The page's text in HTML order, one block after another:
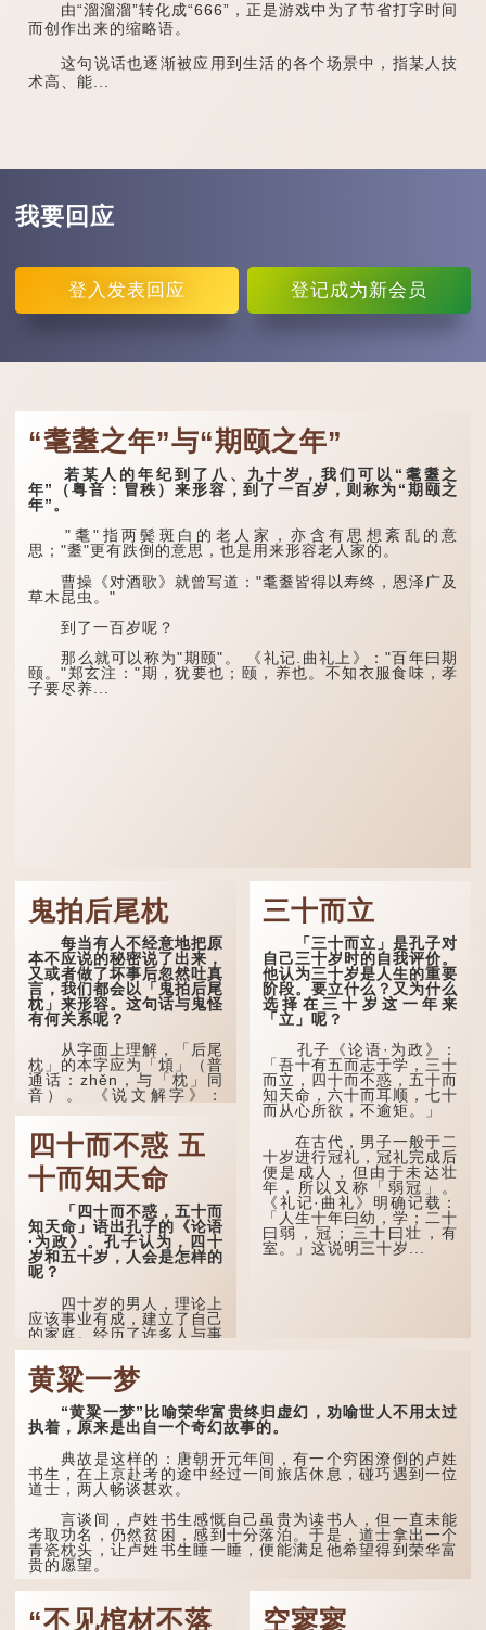
由“溜溜溜”转化成“666”，正是游戏中为了节省打字时间
而创作出来的缩略语。
这句说话也逐渐被应用到生活的各个场景中，指某人技
术高、能...
我要回应
登入 发表回应 登记成为新会员
“耄耋之年”与“期颐之年”
若某人的年纪到了八、九十岁，我们可以“耄耋之
年”（粤音：冒秩）来形容，到了一百岁，则称为“期颐之
年”。
"耄"指两鬓斑白的老人家，亦含有思想紊乱的意
思；"耋"更有跌倒的意思，也是用来形容老人家的。
曹操《对酒歌》就曾写道："耄耋皆得以寿终，恩泽广及
草木昆虫。"
到了一百岁呢？
那么就可以称为"期颐"。 《礼记.曲礼上》："百年曰期
颐。"郑玄注："期，犹要也；颐，养也。不知衣服食味，孝
子要尽养...
鬼拍后尾枕
每当有人不经意地把原
本不应说的秘密说了出来，
又或者做了坏事后忽然吐真
言，我们都会以「鬼拍后尾
枕」来形容。这句话与鬼怪
有何关系呢？
从字面上理解，「后尾
枕」的本字应为「䪴」（普
通话：zhěn，与「枕」同
音）。 《说文解字》：
民间流传有一种说法，
人会将一些不欲为人所知的
记忆藏于颈后之处。如果忽
然吐真言，就好像被不明东
西（如鬼魂）在后脑拍了一
下，藏在脑中的秘密便脱口
而出。
因此...
四十而不惑 五
十而知天命
「四十而不惑，五十而
知天命」语出孔子的《论语
·为政》。孔子认为，四十
岁和五十岁，人会是怎样的
呢？
四十岁的男人，理论上
应该事业有成，建立了自己
的家庭。经历了许多人与事
之后，对事物有了自己的判
断能力，不会轻易为表象所
迷惑。
孔子在《论语·子罕》
也说：「知者不惑，仁者不
忧，勇者不惧。」「知」与
智慧的「智」相通，四十岁
的男人应已累积足够智慧，
不再对自己的人生感到困
惑、忧虑与恐惧。
到了五十岁，...
三十而立
「三十而立」是孔子对
自己三十岁时的自我评价。
他认为三十岁是人生的重要
阶段。要立什么？又为什么
选择在三十岁这一年来
「立」呢？
孔子《论语·为政》：
「吾十有五而志于学，三十
而立，四十而不惑，五十而
知天命，六十而耳顺，七十
而从心所欲，不逾矩。」
在古代，男子一般于二
十岁进行冠礼，冠礼完成后
便是成人，但由于未达壮
年，所以又称「弱冠」。
《礼记·曲礼》明确记载：
「人生十年曰幼，学；二十
曰弱，冠；三十曰壮，有
室。」这说明三十岁...
黄粱一梦
“黄粱一梦”比喻荣华富贵终归虚幻，劝喻世人不用太过
执着，原来是出自一个奇幻故事的。
典故是这样的：唐朝开元年间，有一个穷困潦倒的卢姓
书生，在上京赴考的途中经过一间旅店休息，碰巧遇到一位
道士，两人畅谈甚欢。
言谈间，卢姓书生感慨自己虽贵为读书人，但一直未能
考取功名，仍然贫困，感到十分落泊。于是，道士拿出一个
青瓷枕头，让卢姓书生睡一睡，便能满足他希望得到荣华富
贵的愿望。
这时，...
“不见棺材不落 空寥寥